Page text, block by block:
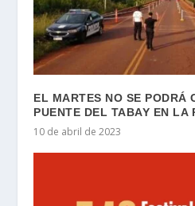
EL MARTES NO SE PODRÁ
PUENTE DEL TABAY EN LA
10 de abril de 2023